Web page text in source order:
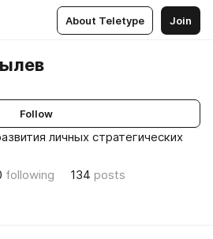
About Teletype Join
Follow
личных стратегических
following 134 posts